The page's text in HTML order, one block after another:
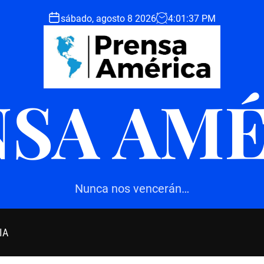
sábado, agosto 8 2026 4:01 :38 PM
Nunca nos vencerán…